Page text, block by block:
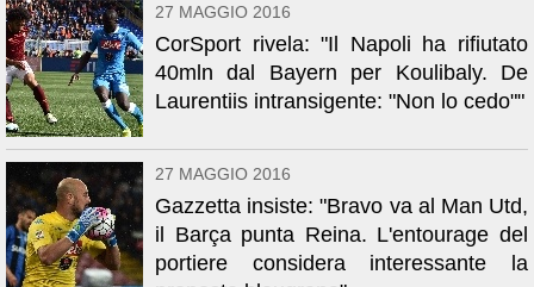
27 MAGGIO 2016
CorSport rivela: "Il Napoli ha rifiutato
40mln dal Bayern per Koulibaly. De
Laurentiis intransigente: "Non lo cedo""
27 MAGGIO 2016
Gazzetta insiste: "Bravo va al Man Utd,
il Barça punta Reina. L'entourage del
portiere considera interessante la